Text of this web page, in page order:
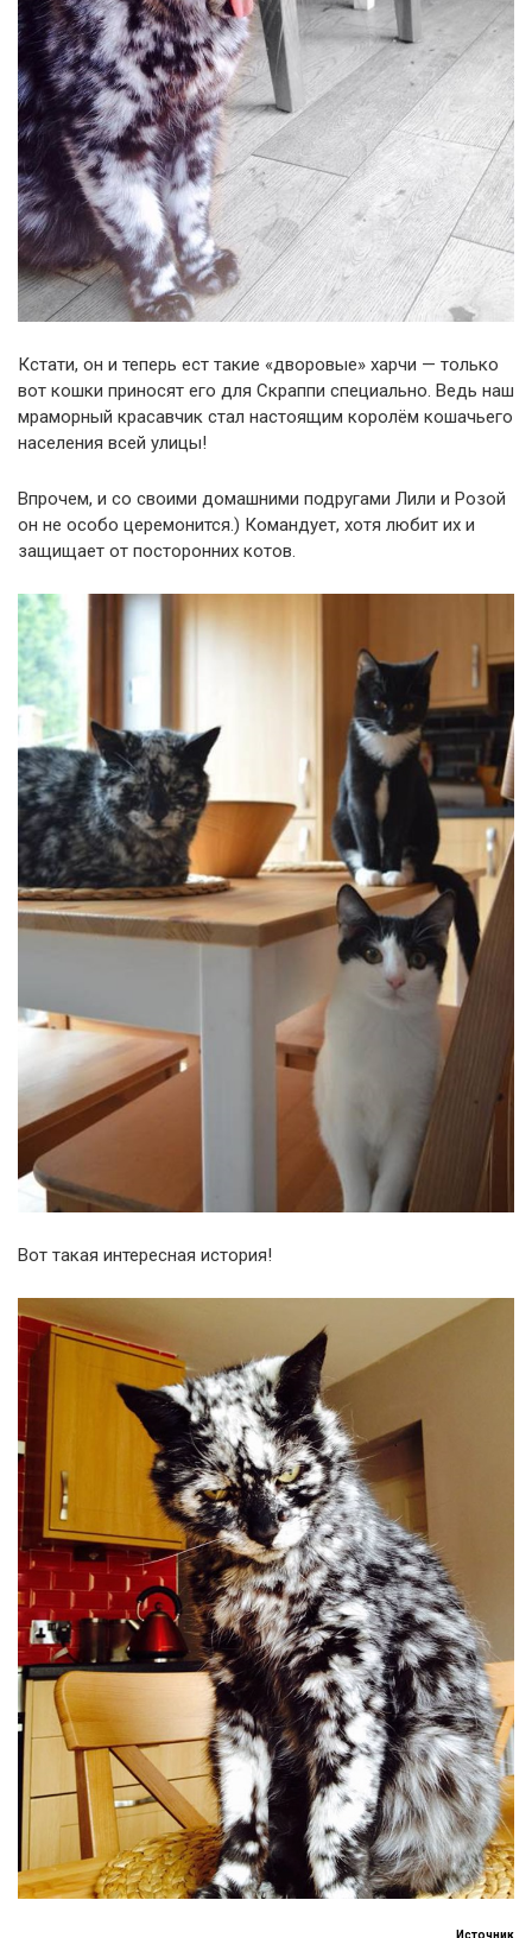
Кстати, он и теперь ест такие «дворовые» харчи — только
вот кошки приносят его для Скраппи специально. Ведь наш
мраморный красавчик стал настоящим королём кошачьего
населения всей улицы!
Впрочем, и со своими домашними подругами Лили и Розой
он не особо церемонится.) Командует, хотя любит их и
защищает от посторонних котов.
Вот такая интересная история!
Источник